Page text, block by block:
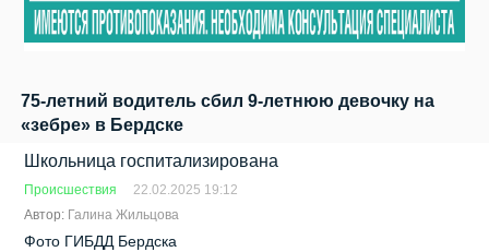
75-летний водитель сбил 9-летнюю девочку на
«зебре» в Бердске
Школьница госпитализирована
Происшествия
22.02.2025 19:12
Автор: Галина Жильцова
Фото ГИБДД Бердска